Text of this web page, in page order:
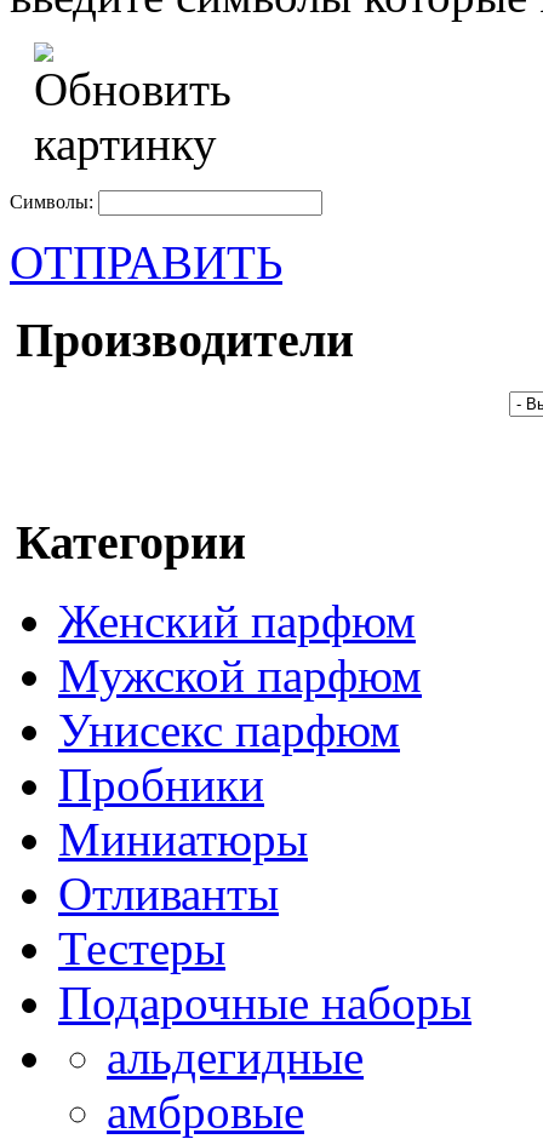
Символы:
ОТПРАВИТЬ
Производители
Категории
Женский парфюм
Мужской парфюм
Унисекс парфюм
Пробники
Миниатюры
Отливанты
Тестеры
Подарочные наборы
альдегидные
амбровые